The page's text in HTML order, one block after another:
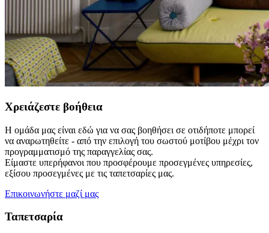
Χρειάζεστε βοήθεια
Η ομάδα μας είναι εδώ για να σας βοηθήσει σε οτιδήποτε μπορεί
να αναρωτηθείτε - από την επιλογή του σωστού μοτίβου μέχρι τον
προγραμματισμό της παραγγελίας σας.
Είμαστε υπερήφανοι που προσφέρουμε προσεγμένες υπηρεσίες,
εξίσου προσεγμένες με τις ταπετσαρίες μας.
Επικοινωνήστε μαζί μας
Ταπετσαρία